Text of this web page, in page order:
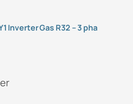
Inverter Gas R32 – 3 pha